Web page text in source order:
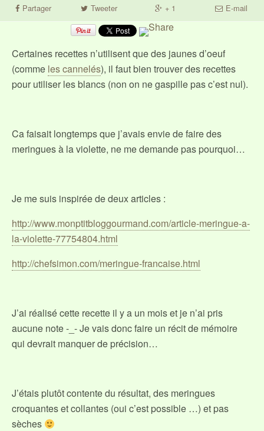
Partager Tweeter + 1 E-mail
Certaines recettes n’utilisent que des jaunes d’oeuf
(comme les cannelés), il faut bien trouver des recettes
pour utiliser les blancs (non on ne gaspille pas c’est nul).
Ca faisait longtemps que j’avais envie de faire des
meringues à la violette, ne me demande pas pourquoi…
Je me suis inspirée de deux articles :
http://www.monptitbloggourmand.com/article-meringue-a-
la-violette-77754804.html
http://chefsimon.com/meringue-francaise.html
J’ai réalisé cette recette il y a un mois et je n’ai pris
aucune note -_- Je vais donc faire un récit de mémoire
qui devrait manquer de précision…
J’étais plutôt contente du résultat, des meringues
croquantes et collantes (oui c’est possible …) et pas
sèches